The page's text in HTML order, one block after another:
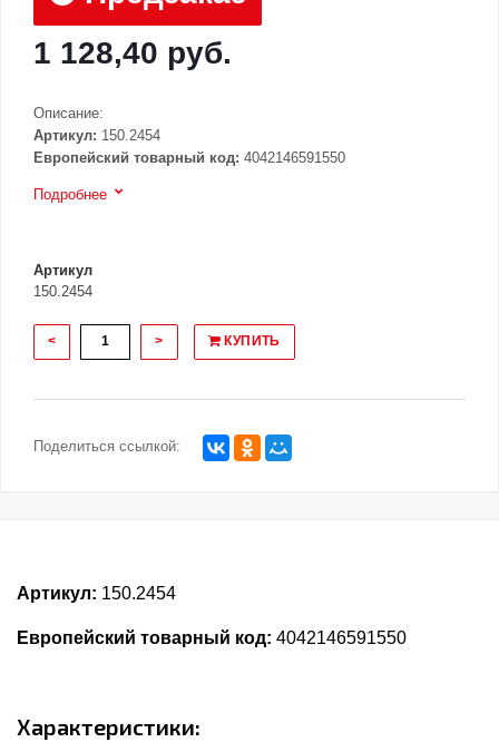
1 128,40 руб.
Описание:
Артикул: 150.2454
Европейский товарный код: 4042146591550
Подробнее
Артикул
150.2454
< > КУПИТЬ
Поделиться ссылкой:
Артикул: 150.2454
Европейский товарный код: 4042146591550
Характеристики: